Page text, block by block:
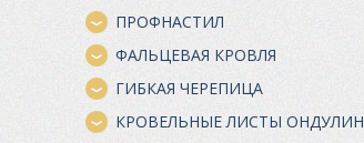
ПРОФНАСТИЛ
ФАЛЬЦЕВАЯ КРОВЛЯ
ГИБКАЯ ЧЕРЕПИЦА
КРОВЕЛЬНЫЕ ЛИСТЫ ОНДУЛИН